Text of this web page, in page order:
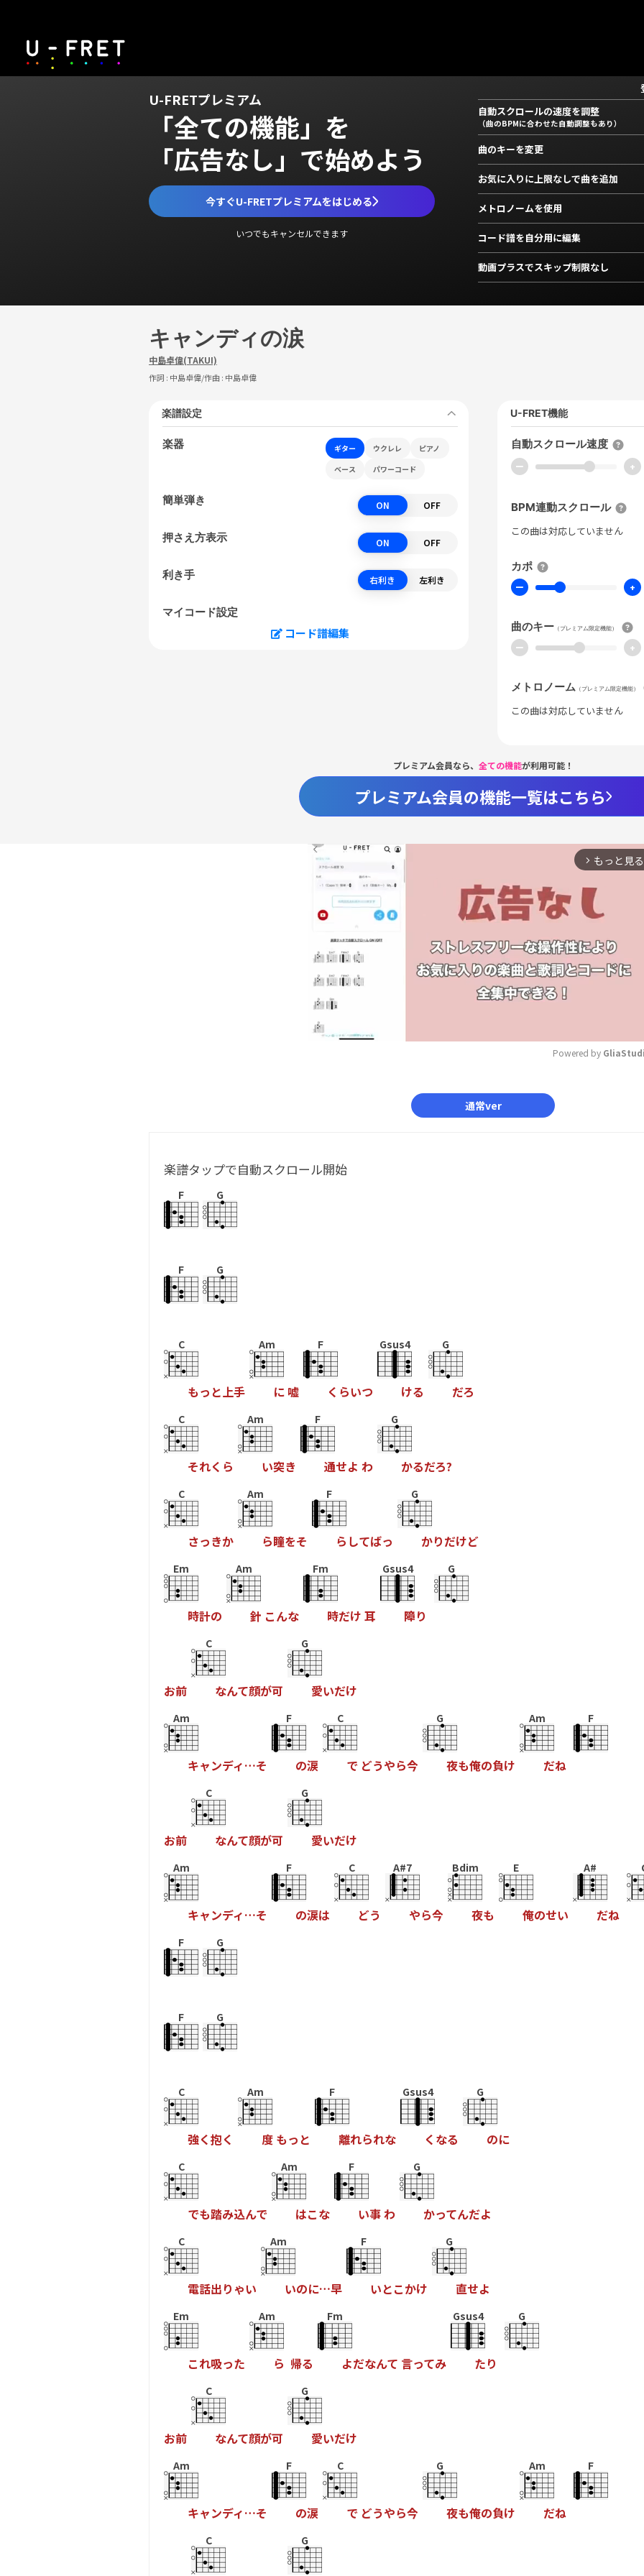
U-FRETプレミアム
「全ての機能」を
「広告なし」で始めよう
今すぐU-FRETプレミアムをはじめる
いつでもキャンセルできます
自動スクロールの速度を調整
（曲のBPMに合わせた自動調整もあり）
曲のキーを変更
お気に入りに上限なしで曲を追加
メトロノームを使用
コード譜を自分用に編集
動画プラスでスキップ制限なし
キャンディの涙
中島卓偉(TAKUI)
作詞 : 中島卓偉/作曲 : 中島卓偉
楽譜設定
楽器 ギター ウクレレ
ピアノ
ベース
パワーコード
簡単弾き ON OFF
押さえ方表示 ON OFF
利き手 右利き 左利き
マイコード設定
コード譜編集
U-FRET機能
自動スクロール速度
ー +
BPM連動スクロール
この曲は対応していません
カポ
ー +
曲のキー （プレミアム限定機能）
ー +
メトロノーム （プレミアム限定機能）
この曲は対応していません
プレミアム会員なら、 全ての機能が利用可能！
プレミアム会員の機能一覧はこちら
arrow_forward_ios もっと見る
Powered by
通常ver
楽譜タップで自動スクロール開始
F G
F G
C
もっ と上手
Am
に 嘘
F
く らいつ
Gsus4
ける
G
だろ
C
それく ら
Am
い突き
F
通せよ わ
G
かるだろ?
C
さっきか
Am
ら瞳をそ
F
ら してばっ
G
かりだけど
Em
時計の
Am
針 こんな
Fm
時だけ 耳
Gsus4
障り
G
お前
C
なんて顔が可
G
愛いだけ
Am
キャンディ…そ
F
の涙
C
で どうやら今
G
夜も俺の負け
Am
だね
F
お前
C
なんて顔が可
G
愛いだけ
Am
キャンディ…そ
F
の涙は
C
どう
A#7
やら今
Bdim
夜も
E
俺のせい
A#
だね
F G
F G
C
強く抱く
Am
度 もっ と
F
離れられな
Gsus4
く なる
G
のに
C
でも踏み込んで
Am
はこな
F
い事わ
G
かってんだよ
C
電話出り ゃい
Am
いのに…早
F
いとこかけ
G
直せよ
Em
これ吸った
Am
ら 帰る
Fm
よだなんて 言ってみ
Gsus4
たり
G
お前
C
なんて顔が可
G
愛いだけ
Am
キャンディ…そ
F
の涙
C
で どうやら今
G
夜も俺の負け
Am
だね
F
C G